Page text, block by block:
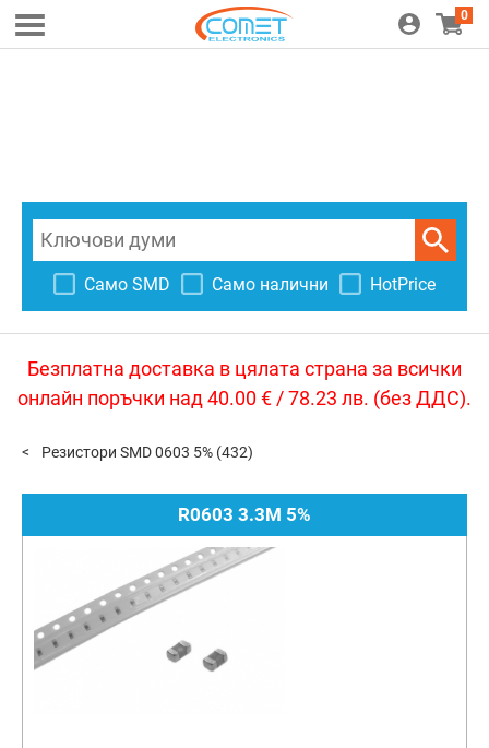
0
Само SMD Само налични HotPrice
Безплатна доставка в цялата страна за всички
онлайн поръчки над 40.00 € / 78.23 лв. (без ДДС).
Резистори SMD 0603 5% (432)
R0603 3.3M 5%